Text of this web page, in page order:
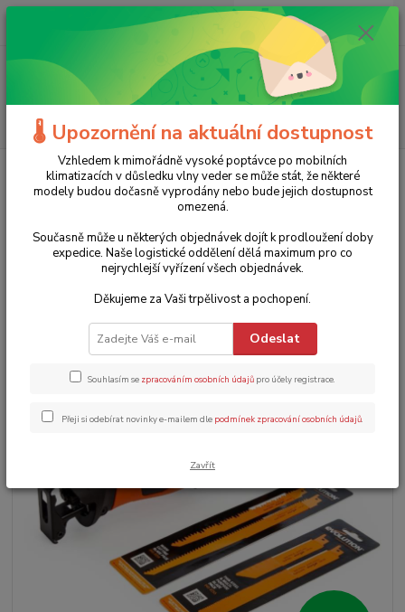
(Po-Ne, 8-20 hod.)
ks
0 Kč
Elektrické nářadí Přímočaré pily
Mečová pila (ocaska) R230RCP
EVOLUTION - 850W, vč. 4 plátků
Mečová pila (ocaska) R230RCP
EVOLUTION - 850W, vč. 4 plátků
🌡️ Upozornění na aktuální dostupnost
Vzhledem k mimořádně vysoké poptávce po mobilních
klimatizacích v důsledku vlny veder se může stát, že některé
modely budou dočasně vyprodány nebo bude jejich dostupnost
omezená.
Současně může u některých objednávek dojít k prodloužení doby
expedice. Naše logistické oddělení dělá maximum pro co
nejrychlejší vyřízení všech objednávek.
Děkujeme za Vaši trpělivost a pochopení.
Odeslat
Souhlasím se zpracováním osobních údajů pro účely registrace.
Přeji si odebírat novinky e-mailem dle podmínek zpracování osobních údajů
Zavřít